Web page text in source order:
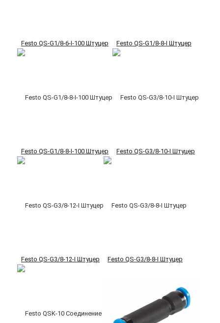
Festo QS-G1/8-6-I-100 Штуцер Festo QS-G1/8-8-I Штуцер
Festo QS-G1/8-8-I-100 Штуцер Festo QS-G3/8-10-I Штуцер
Festo QS-G3/8-12-I Штуцер Festo QS-G3/8-8-I Штуцер